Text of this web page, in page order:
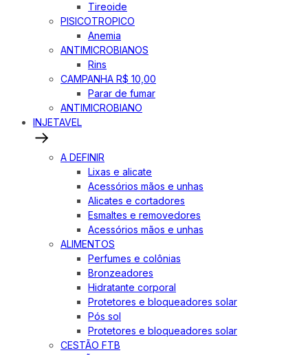
Tireoide
PISICOTROPICO
Anemia
ANTIMICROBIANOS
Rins
CAMPANHA R$ 10,00
Parar de fumar
ANTIMICROBIANO
INJETAVEL
A DEFINIR
Lixas e alicate
Acessórios mãos e unhas
Alicates e cortadores
Esmaltes e removedores
Acessórios mãos e unhas
ALIMENTOS
Perfumes e colônias
Bronzeadores
Hidratante corporal
Protetores e bloqueadores solar
Pós sol
Protetores e bloqueadores solar
CESTÃO FTB